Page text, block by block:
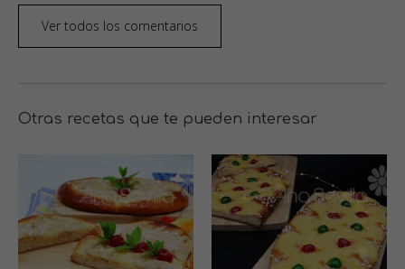
Ver todos los comentarios
Otras recetas que te pueden interesar